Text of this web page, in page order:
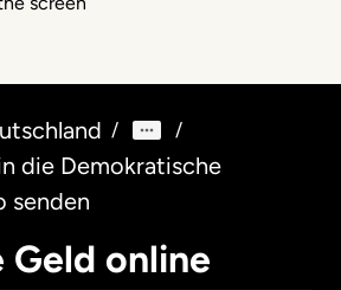
/ /
die Demokratische
senden
Geld online